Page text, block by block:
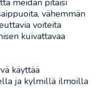
meidän pitäisi
vähemmän
voiteita
kuivattavaa
käyttää
ja kylmillä ilmoilla